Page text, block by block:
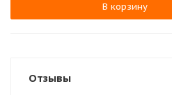
В корзину
Отзывы